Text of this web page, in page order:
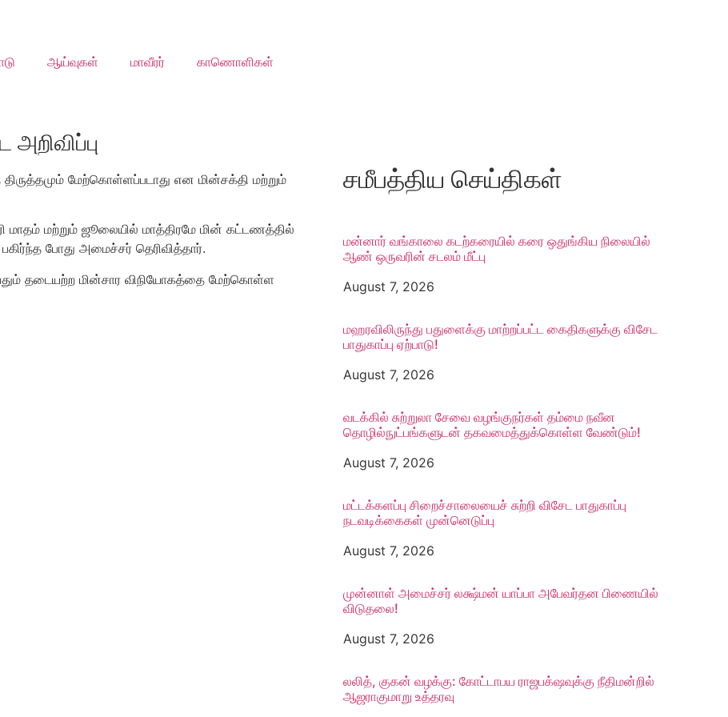
ஆய்வுகள் மாவீரர் காணொளிகள்
மேற்கொள்ளப்படாது என மின்சக்தி மற்றும்
மற்றும் ஜூலையில் மாத்திரமே மின் கட்டணத்தில்
போது அமைச்சர் தெரிவித்தார்.
தடையற்ற மின்சார விநியோகத்தை மேற்கொள்ள
சமீபத்திய செய்திகள்
மன்னார் வங்காலை கடற்கரையில் கரை ஒதுங்கிய நிலையில்
ஆண் ஒருவரின் சடலம் மீட்பு
August 7, 2026
மஹரவிலிருந்து பதுளைக்கு மாற்றப்பட்ட கைதிகளுக்கு விசேட
பாதுகாப்பு ஏற்பாடு!
August 7, 2026
வடக்கில் சுற்றுலா சேவை வழங்குநர்கள் தம்மை நவீன
தொழில்நுட்பங்களுடன் தகவமைத்துக்கொள்ள வேண்டும்!
August 7, 2026
மட்டக்களப்பு சிறைச்சாலையைச் சுற்றி விசேட பாதுகாப்பு
நடவடிக்கைகள் முன்னெடுப்பு
August 7, 2026
முன்னாள் அமைச்சர் லக்ஷ்மன் யாப்பா அபேவர்தன பிணையில்
விடுதலை!
August 7, 2026
லலித், குகன் வழக்கு: கோட்டாபய ராஜபக்‌ஷவுக்கு நீதிமன்றில்
ஆஜராகுமாறு உத்தரவு